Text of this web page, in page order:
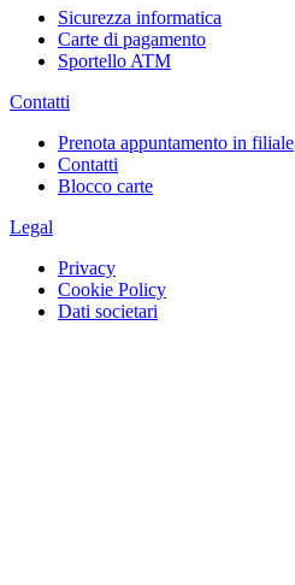
Sicurezza informatica
Carte di pagamento
Sportello ATM
Contatti
Prenota appuntamento in filiale
Contatti
Blocco carte
Legal
Privacy
Cookie Policy
Dati societari